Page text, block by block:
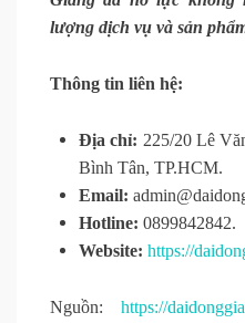
lượng dịch vụ và sản
Thông tin liên hệ:
Địa chỉ: 225/20 Lê
Bình Tân, TP.HCM.
Email:
Hotline: 0899842842.
Website: https://
Nguồn: https://